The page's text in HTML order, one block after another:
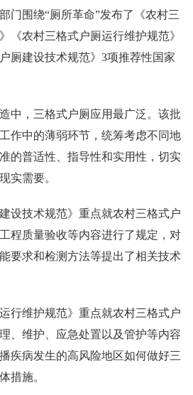
门围绕“厕所革命”发布了《农村三
《农村三格式户厕运行维护规范》
厕建设技术规范》3项推荐性国家
中，三格式户厕应用最广泛。该批
作中的薄弱环节，统筹考虑不同地
的普适性、指导性和实用性，切实
实需要。
设技术规范》重点就农村三格式户
程质量验收等内容进行了规定，对
要求和检测方法等提出了相关技术
行维护规范》重点就农村三格式户
、维护、应急处置以及管护等内容
疾病发生的高风险地区如何做好三
措施。